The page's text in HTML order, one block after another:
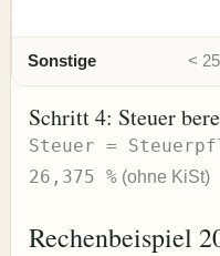
Sonstige <
Schritt 4: Steuer
Steuer =
26,375 %(ohne KiSt)
Rechenbeispiel